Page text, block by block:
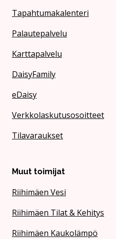
Tapahtumakalenteri
Palautepalvelu
Karttapalvelu
DaisyFamily
eDaisy
Verkkolaskutusosoitteet
Tilavaraukset
Muut toimijat
Riihimäen Vesi
Riihimäen Tilat & Kehitys
Riihimäen Kaukolämpö